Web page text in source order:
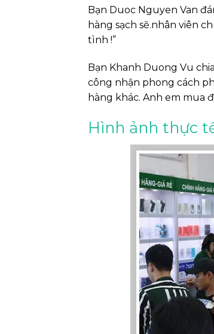
Bạn Duoc Nguyen Van
hàng sạch sẽ.nhân viên
tình !”
Bạn Khanh Duong Vu
công nhận phong cách
hàng khác. Anh em mua
Hình ảnh thực